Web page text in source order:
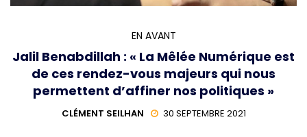
EN AVANT
Jalil Benabdillah : « La Mêlée Numérique est
de ces rendez-vous majeurs qui nous
permettent d’affiner nos politiques »
CLÉMENT SEILHAN 30 SEPTEMBRE 2021